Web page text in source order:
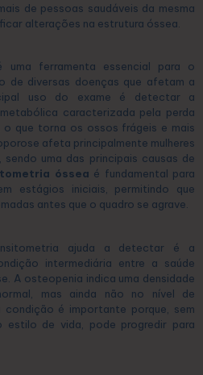
de pessoas saudáveis da mesma
alterações na estrutura óssea.
uma ferramenta essencial para o
de diversas doenças que afetam a
uso do exame é detectar a
caracterizada pela perda
o que torna os ossos frágeis e mais
afeta principalmente mulheres
uma das principais causas de
óssea é fundamental para
estágios iniciais, permitindo que
antes que o quadro se agrave.
ajuda a detectar é a
intermediária entre a saúde
A osteopenia indica uma densidade
mas ainda não no nível de
é importante porque, sem
estilo de vida, pode progredir para